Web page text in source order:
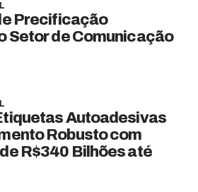
Precificação
Setor de Comunicação
Autoadesivas
Robusto com
R$340 Bilhões até